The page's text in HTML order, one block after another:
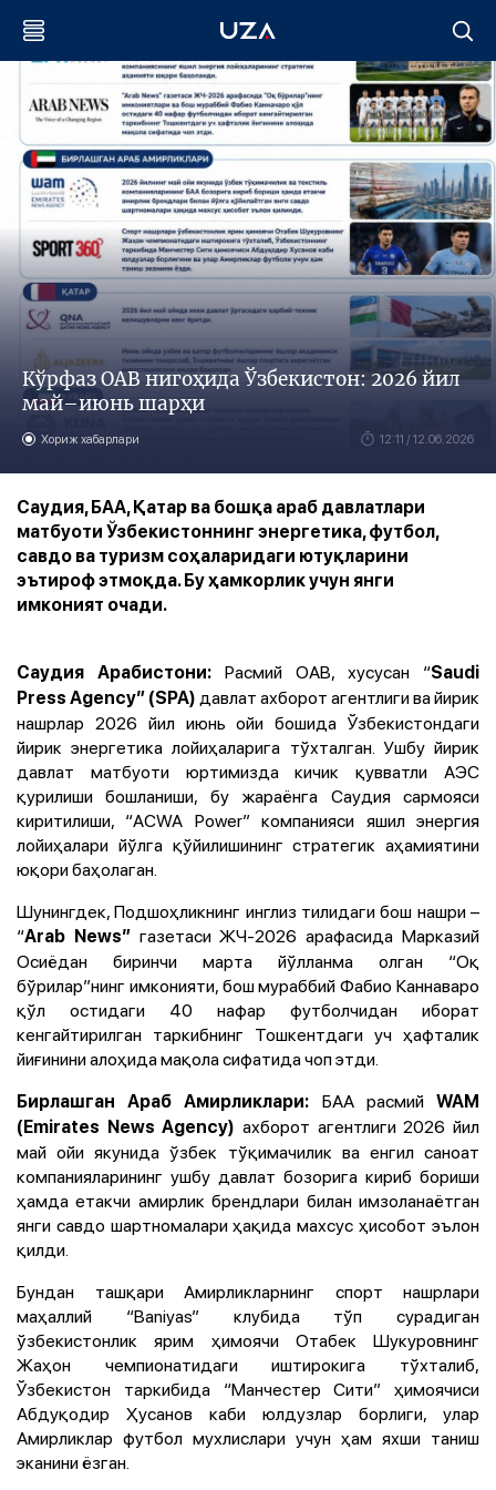
Кўрфаз ОАВ нигоҳида Ўзбекистон: 2026 йил
май–июнь шарҳи
Хориж хабарлари 12:11 / 12.06.2026
Саудия, БАА, Қатар ва бошқа араб давлатлари
матбуоти Ўзбекистоннинг энергетика, футбол,
савдо ва туризм соҳаларидаги ютуқларини
эътироф этмоқда. Бу ҳамкорлик учун янги
имконият очади.
Саудия Арабистони: Расмий ОАВ, хусусан “Saudi
Press Agency” (SPA) давлат ахборот агентлиги ва йирик
нашрлар 2026 йил июнь ойи бошида Ўзбекистондаги
йирик энергетика лойиҳаларига тўхталган. Ушбу йирик
давлат матбуоти юртимизда кичик қувватли АЭС
қурилиши бошланиши, бу жараёнга Саудия сармояси
киритилиши, “ACWA Power” компанияси яшил энергия
лойиҳалари йўлга қўйилишининг стратегик аҳамиятини
юқори баҳолаган.
Шунингдек, Подшоҳликнинг инглиз тилидаги бош нашри –
“Arab News”газетаси ЖЧ-2026 арафасида Марказий
Осиёдан биринчи марта йўлланма олган “Оқ
бўрилар”нинг имконияти, бош мураббий Фабио Каннаваро
қўл остидаги 40 нафар футболчидан иборат
кенгайтирилган таркибнинг Тошкентдаги уч ҳафталик
йиғинини алоҳида мақола сифатида чоп этди.
Бирлашган Араб Амирликлари: БАА расмийWAM
(Emirates News Agency) ахборот агентлиги 2026 йил
май ойи якунида ўзбек тўқимачилик ва енгил саноат
компанияларининг ушбу давлат бозорига кириб бориши
ҳамда етакчи амирлик брендлари билан имзоланаётган
янги савдо шартномалари ҳақида махсус ҳисобот эълон
қилди.
Бундан ташқари Амирликларнинг спорт нашрлари
маҳаллий “Baniyas” клубида тўп сурадиган
ўзбекистонлик ярим ҳимоячи Отабек Шукуровнинг
Жаҳон чемпионатидаги иштирокига тўхталиб,
Ўзбекистон таркибида “Манчестер Сити” ҳимоячиси
Абдуқодир Ҳусанов каби юлдузлар борлиги, улар
Амирликлар футбол мухлислари учун ҳам яхши таниш
эканини ёзган.